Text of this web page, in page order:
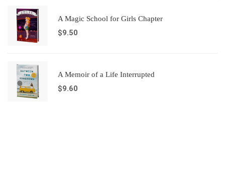
A Magic School for Girls Chapter
$9.50
A Memoir of a Life Interrupted
$9.60